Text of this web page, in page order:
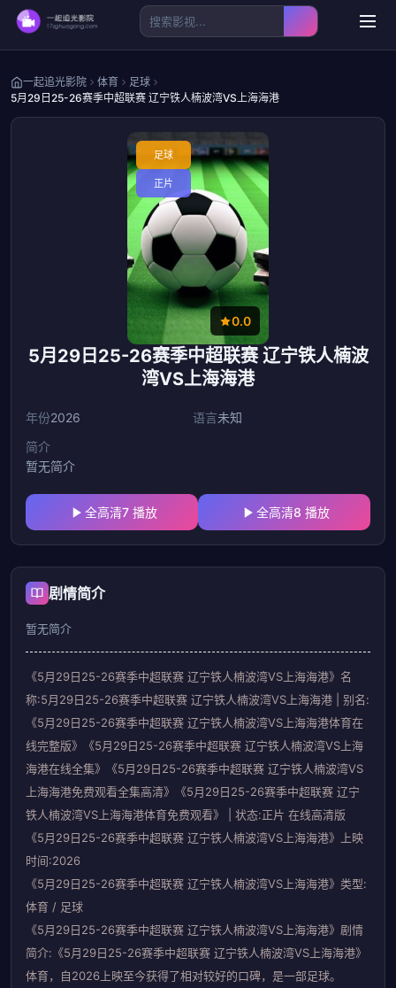
一起追光影院 体育
足球
5月29日25-26赛季中超联赛 辽宁铁人楠波湾VS上海海港
足球
正片
0.0
5月29日25-26赛季中超联赛 辽宁铁人楠波
湾VS上海海港
年份2026 语言未知
简介
暂无简介
全高清7 播放 全高清8 播放
剧情简介
暂无简介
《5月29日25-26赛季中超联赛 辽宁铁人楠波湾VS上海海港》名
称:5月29日25-26赛季中超联赛 辽宁铁人楠波湾VS上海海港 | 别名:
《5月29日25-26赛季中超联赛 辽宁铁人楠波湾VS上海海港体育在
线完整版》《5月29日25-26赛季中超联赛 辽宁铁人楠波湾VS上海
海港在线全集》《5月29日25-26赛季中超联赛 辽宁铁人楠波湾VS
上海海港免费观看全集高清》《5月29日25-26赛季中超联赛 辽宁
铁人楠波湾VS上海海港体育免费观看》 | 状态:正片 在线高清版
《5月29日25-26赛季中超联赛 辽宁铁人楠波湾VS上海海港》上映
时间:2026
《5月29日25-26赛季中超联赛 辽宁铁人楠波湾VS上海海港》类型:
体育 / 足球
《5月29日25-26赛季中超联赛 辽宁铁人楠波湾VS上海海港》剧情
简介:《5月29日25-26赛季中超联赛 辽宁铁人楠波湾VS上海海港》
体育，自2026上映至今获得了相对较好的口碑，是一部足球。